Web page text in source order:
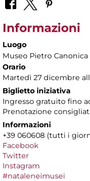
Informazioni
Luogo
Museo Pietro
Orario
Martedì 27 dicembre
Biglietto iniziativa
Ingresso gratuito fino
Prenotazione
Informazioni
+39 060608 (tutti i
Facebook
Twitter
Instagram
#nataleneimusei